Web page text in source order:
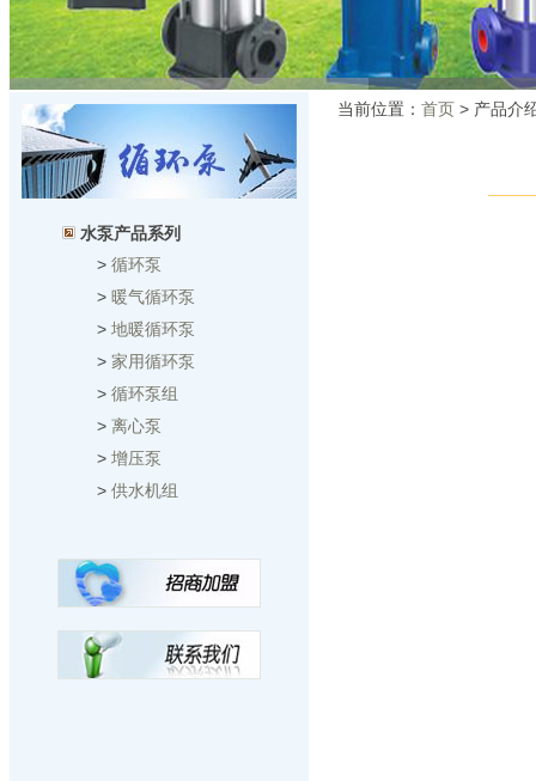
水泵产品系列
> 循环泵
> 暖气循环泵
> 地暖循环泵
> 家用循环泵
> 循环泵组
> 离心泵
> 增压泵
> 供水机组
当前位置： 首页 > 产品介